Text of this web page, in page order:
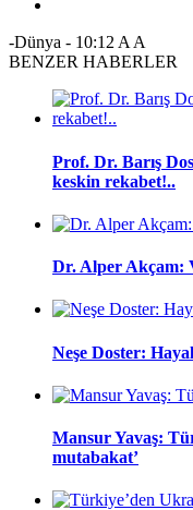
-Dünya - 10:12 A A
BENZER HABERLER
Prof. Dr. Barış
keskin rekabet!..
Dr. Alper Akçam:
Neşe Doster:
Mansur Yavaş:
mutabakat’